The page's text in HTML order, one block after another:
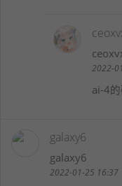
2022-
ai-4
galaxy6
galaxy6
2022-01-25 16:37